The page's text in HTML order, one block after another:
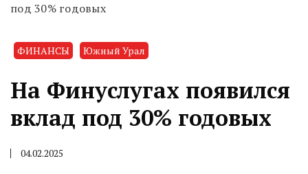
под 30% годовых
ФИНАНСЫ Южный Урал
На Финуслугах появился
вклад под 30% годовых
04.02.2025